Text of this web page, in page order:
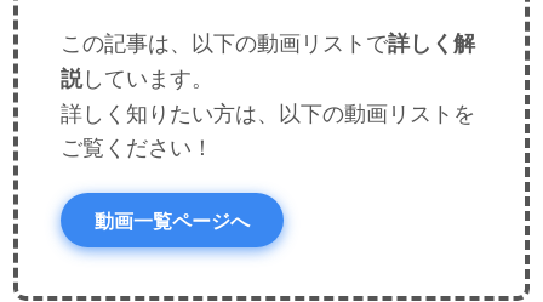
この記事は、以下の動画リストで詳しく解
説しています。
詳しく知りたい方は、以下の動画リストを
ご覧ください！
動画一覧ページへ